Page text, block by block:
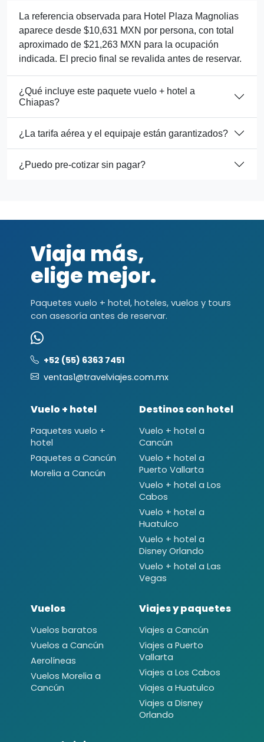
La referencia observada para Hotel Plaza Magnolias
aparece desde $10,631 MXN por persona, con total
aproximado de $21,263 MXN para la ocupación
indicada. El precio final se revalida antes de reservar.
¿Qué incluye este paquete vuelo + hotel a
Chiapas?
¿La tarifa aérea y el equipaje están garantizados?
¿Puedo pre-cotizar sin pagar?
Viaja más,
elige mejor.
Paquetes vuelo + hotel, hoteles, vuelos y tours
con asesoría antes de reservar.
+52 (55) 6363 7451
ventas1@travelviajes.com.mx
Vuelo + hotel
Paquetes vuelo +
hotel
Paquetes a Cancún
Morelia a Cancún
Destinos con hotel
Vuelo + hotel a
Cancún
Vuelo + hotel a
Puerto Vallarta
Vuelo + hotel a Los
Cabos
Vuelo + hotel a
Huatulco
Vuelo + hotel a
Disney Orlando
Vuelo + hotel a Las
Vegas
Vuelos
Vuelos baratos
Vuelos a Cancún
Aerolíneas
Vuelos Morelia a
Cancún
Viajes y paquetes
Viajes a Cancún
Viajes a Puerto
Vallarta
Viajes a Los Cabos
Viajes a Huatulco
Viajes a Disney
Orlando